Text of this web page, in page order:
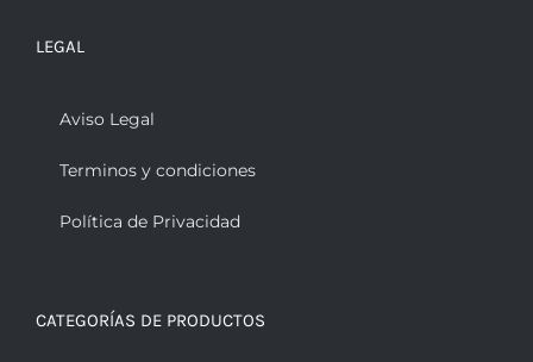
LEGAL
Aviso Legal
Terminos y condiciones
Política de Privacidad
CATEGORÍAS DE PRODUCTOS